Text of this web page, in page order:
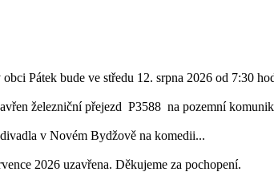
Pátek bude ve středu 12. srpna 2026 od 7:30
železniční přejezd P3588 na pozemní
v Novém Bydžově na komedii...
2026 uzavřena. Děkujeme za pochopení.